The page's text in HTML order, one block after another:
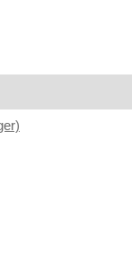
的一生，用文字
的一九二○年代氛
側耳聆聽南德黑
往來於柏林與漢
吞雲吐霧……但
大哉問，特別是
同的解答。